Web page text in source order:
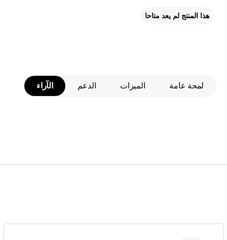
هذا المنتج لم يعد متاحا
لمحة عامة الميزات الدعم الآراء